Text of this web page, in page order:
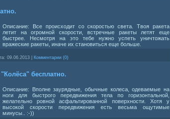
Описание: Все происходит со скоростью света. Твоя ракета
летит на огромной скорости, встречные ракеты летят еще
быстрее. Несмотря на это тебе нужно успеть уничтожать
вражеские ракеты, иначе их становиться еще больше.
09.06.2013 Комментарии (0)
бесплатно.
Описание: Вполне заурядные, обычные колеса, одеваемые на
ноги для быстрого передвижения тела по горизонтальной,
желательно ровной асфальтированной поверхности. Хотя у
высокой скорости передвижения есть весьма ощутимые
минусы.. :-))